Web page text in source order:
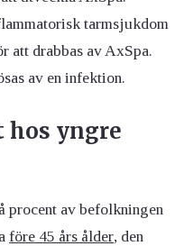
tarmsjukdom
att drabbas av AxSpa.
av en infektion.
hos yngre
procent av befolkningen
före 45 års ålder, den